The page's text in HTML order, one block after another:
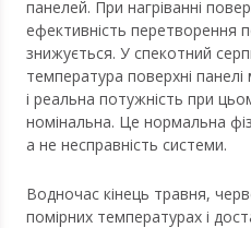
панелей. При нагріванні
ефективність перетворення
знижується. У спекотний
температура поверхні
і реальна потужність при
номінальна. Це нормальна
а не несправність системи.
Водночас кінець травня,
помірних температурах і